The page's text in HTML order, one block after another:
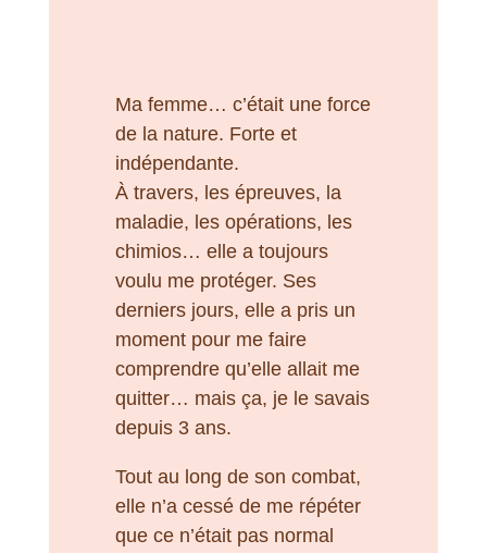
Ma femme… c’était une force
de la nature. Forte et
indépendante.
À travers, les épreuves, la
maladie, les opérations, les
chimios… elle a toujours
voulu me protéger. Ses
derniers jours, elle a pris un
moment pour me faire
comprendre qu’elle allait me
quitter… mais ça, je le savais
depuis 3 ans.
Tout au long de son combat,
elle n’a cessé de me répéter
que ce n’était pas normal